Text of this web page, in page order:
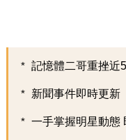
記憶體二哥重挫近
新聞事件即時更
一手掌握明星動態